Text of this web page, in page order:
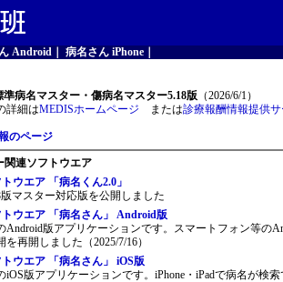
Android 病名さん iPhone
病名マスター・傷病名マスター5.18版 （2026/6/1）
詳細はMEDISホームページ または診療報酬情報提供サ
のページ
関連ソフトウエア
ウエア 「病名くん2.0」
版マスター対応版を公開しました
ウエア 「病名さん」 Android版
Android版アプリケーションです。スマートフォン等の
再開しました（2025/7/16）
ウエア 「病名さん」 iOS版
iOS版アプリケーションです。iPhone・iPadで病名が検索